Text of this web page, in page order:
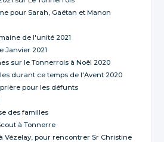
pour Sarah, Gaétan et Manon
de l'unité 2021
Janvier 2021
sur le Tonnerrois à Noël 2020
durant ce temps de l'Avent 2020
pour les défunts
des familles
à Tonnerre
Vézelay, pour rencontrer Sr Christine